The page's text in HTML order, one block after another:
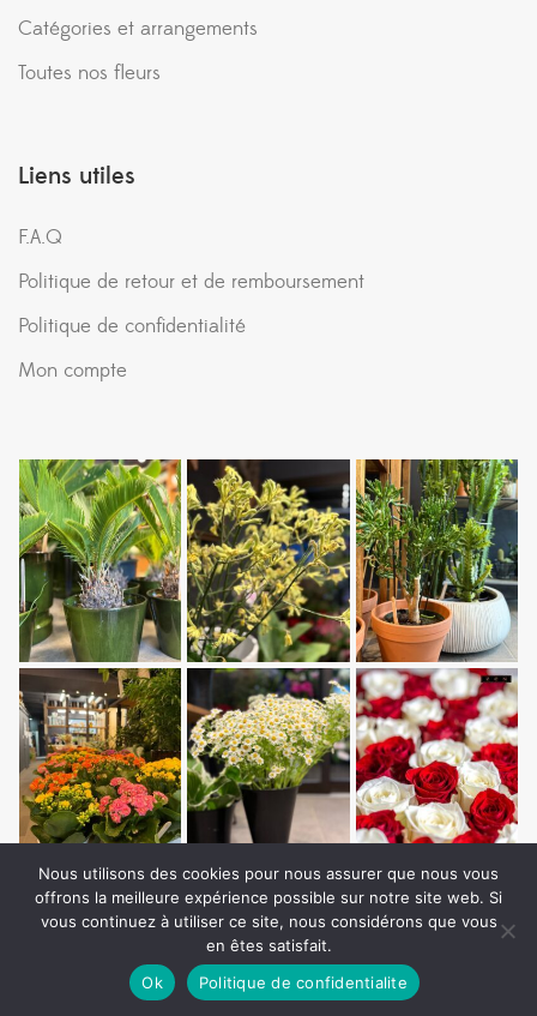
Catégories et arrangements
Toutes nos fleurs
Liens utiles
F.A.Q
Politique de retour et de remboursement
Politique de confidentialité
Mon compte
Copyright © Auxilium Media. Tous droits réservés
Nous utilisons des cookies pour nous assurer que nous vous
offrons la meilleure expérience possible sur notre site web. Si
vous continuez à utiliser ce site, nous considérons que vous
en êtes satisfait.
Ok
Politique de confidentialite